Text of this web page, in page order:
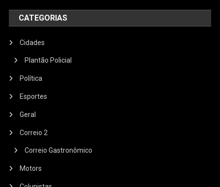
CATEGORIAS
Cidades
Plantão Policial
Política
Esportes
Geral
Correio 2
Correio Gastronômico
Motors